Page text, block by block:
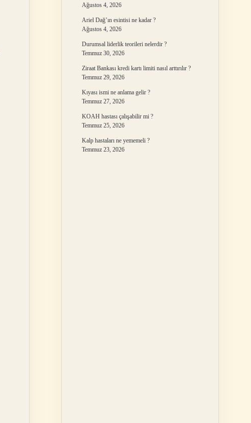
Ağustos 4, 2026
Ariel Dağ’ın esintisi ne kadar ?
Ağustos 4, 2026
Durumsal liderlik teorileri nelerdir ?
Temmuz 30, 2026
Ziraat Bankası kredi kartı limiti nasıl arttırılır ?
Temmuz 29, 2026
Kıyası ismi ne anlama gelir ?
Temmuz 27, 2026
KOAH hastası çalışabilir mi ?
Temmuz 25, 2026
Kalp hastaları ne yememeli ?
Temmuz 23, 2026